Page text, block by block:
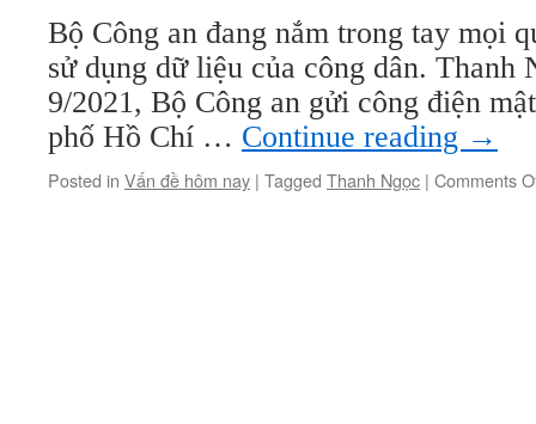
Bộ Công an đang nắm trong tay mọi
sử dụng dữ liệu của công dân.
9/2021, Bộ Công an gửi công điện
phố Hồ Chí … Continue reading →
Posted in Vấn đề hôm nay | Tagged Thanh Ngọc | Comments